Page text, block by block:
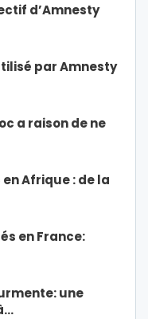
d’Amnesty
par Amnesty
a raison de ne
Afrique : de la
en France:
une